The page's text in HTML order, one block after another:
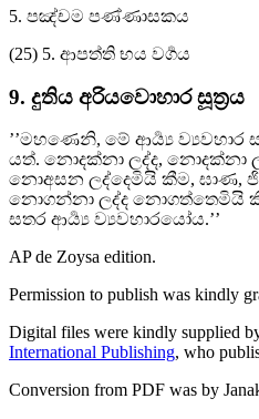
5. පඤ්චම පණ්ණාසකය
(25) 5. ආපත්ති භය වර්‍ගය
9. දුතිය අරියවොහාර සූත්‍රය
’’මහණෙනි, මේ ආර්‍ය්‍ය
යත්. නොදක්නා ලද්ද, නොදක්නා
නොඅසන ලද්දෙමියි කීම, ඝාණ,
නොගන්නා ලද්ද නොගත්තෙමියි
සතර ආර්‍ය්‍ය ව්‍යවහාරයෝය.’’
AP de Zoysa edition.
Permission to publish was kindly
Digital files were kindly supplied
International Publishing, who
Conversion from PDF was by